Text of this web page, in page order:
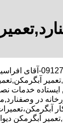
خدمات
در
آبگرمکن